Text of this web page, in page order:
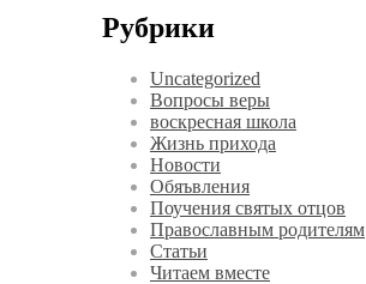
Рубрики
Uncategorized
Вопросы веры
воскресная школа
Жизнь прихода
Новости
Обяъвления
Поучения святых отцов
Православным родителям
Статьи
Читаем вместе